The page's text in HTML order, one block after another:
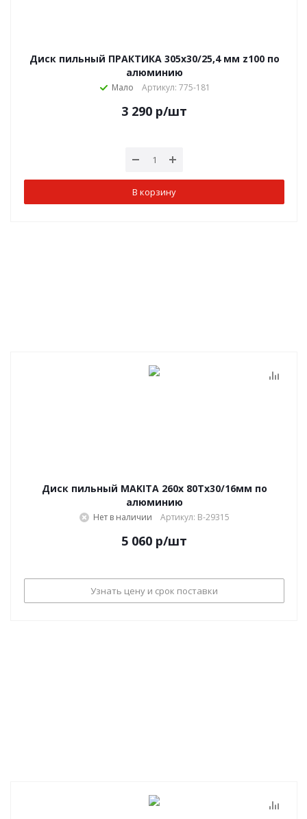
Диск пильный ПРАКТИКА 305х30/25,4 мм z100 по
алюминию
Мало Артикул: 775-181
3 290 р/шт
В корзину
Диск пильный MAKITA 260х 80Тх30/16мм по
алюминию
Нет в наличии Артикул: B-29315
5 060 р/шт
Узнать цену и срок поставки